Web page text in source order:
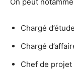
Chargé
Chargé
Chef de projet